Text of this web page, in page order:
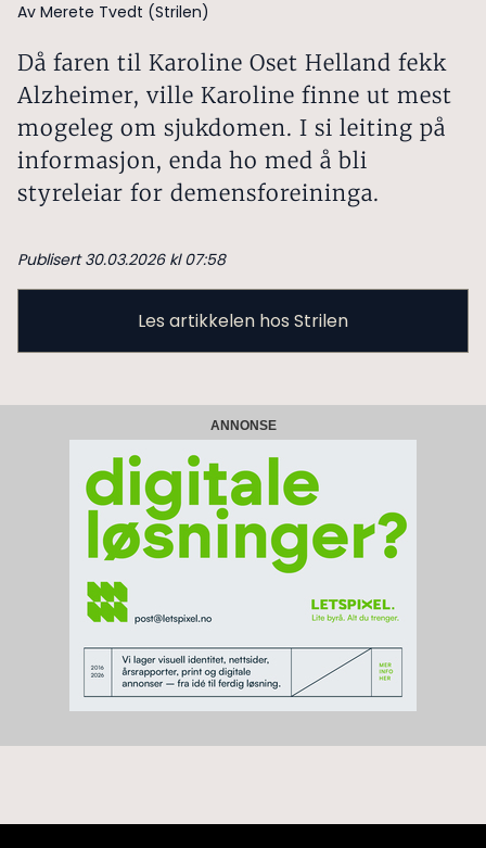
Av Merete Tvedt (Strilen)
Då faren til Karoline Oset Helland fekk
Alzheimer, ville Karoline finne ut mest
mogeleg om sjukdomen. I si leiting på
informasjon, enda ho med å bli
styreleiar for demensforeininga.
Publisert 30.03.2026 kl 07:58
Les artikkelen hos Strilen
ANNONSE